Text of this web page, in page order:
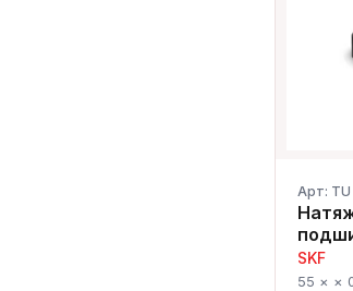
Арт: TU
SKF
55 × ×